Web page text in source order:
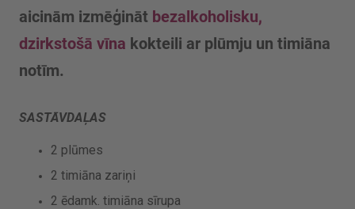
aicinām izmēģināt bezalkoholisku,
dzirkstošā vīna kokteili ar plūmju un timiāna
notīm.
SASTĀVDAĻAS
2 plūmes
2 timiāna zariņi
2 ēdamk. timiāna sīrupa